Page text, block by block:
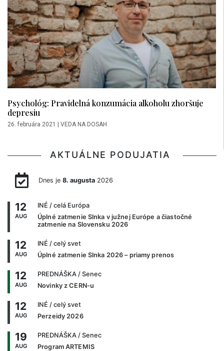
Psychológ: Pravidelná konzumácia alkoholu zhoršuje
depresiu
26. februára 2021 VEDA NA DOSAH
AKTUÁLNE PODUJATIA
Dnes je 8. augusta2026
12
AUG
INÉ / celá Európa
Úplné zatmenie Slnka v južnej Európe a čiastočné
zatmenie na Slovensku 2026
12
AUG
INÉ / celý svet
Úplné zatmenie Slnka 2026 – priamy prenos
12
AUG
PREDNÁŠKA / Senec
Novinky z CERN-u
12
AUG
INÉ / celý svet
Perzeidy 2026
19
AUG
PREDNÁŠKA / Senec
Program ARTEMIS